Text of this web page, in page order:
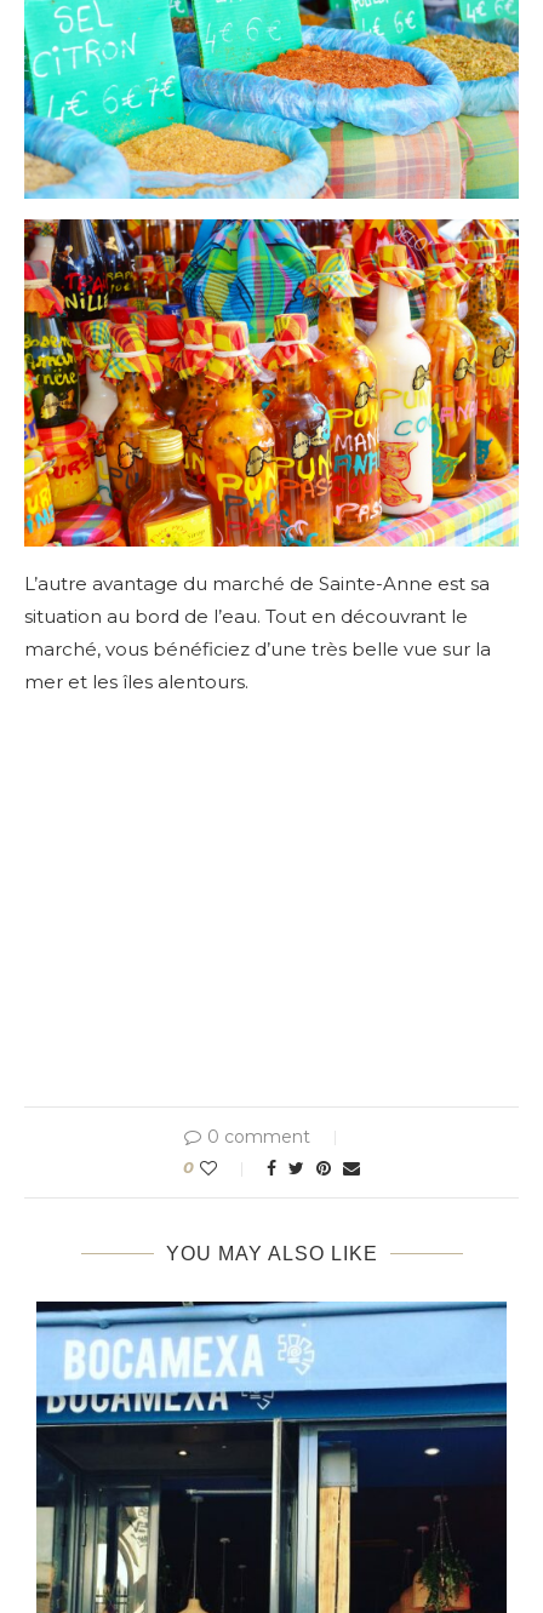
L’autre avantage du marché de Sainte-Anne est sa
situation au bord de l’eau. Tout en découvrant le
marché, vous bénéficiez d’une très belle vue sur la
mer et les îles alentours.
0 comment
0
YOU MAY ALSO LIKE